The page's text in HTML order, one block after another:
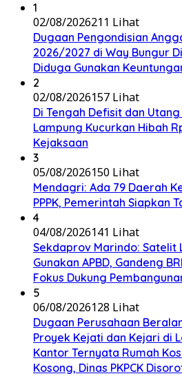
1
02/08/2026211 Lihat
Dugaan Pengondisian
2026/2027 di Way Bungur
Diduga Gunakan
2
02/08/2026157 Lihat
Di Tengah Defisit dan
Lampung Kucurkan Hibah
Kejaksaan
3
05/08/2026150 Lihat
Mendagri: Ada 79 Daerah
PPPK, Pemerintah Siapkan
4
04/08/2026141 Lihat
Sekdaprov Marindo: Satelit
Gunakan APBD, Gandeng
Fokus Dukung
5
06/08/2026128 Lihat
Dugaan Perusahaan
Proyek Kejati dan Kejari di
Kantor Ternyata Rumah
Kosong, Dinas PKPCK